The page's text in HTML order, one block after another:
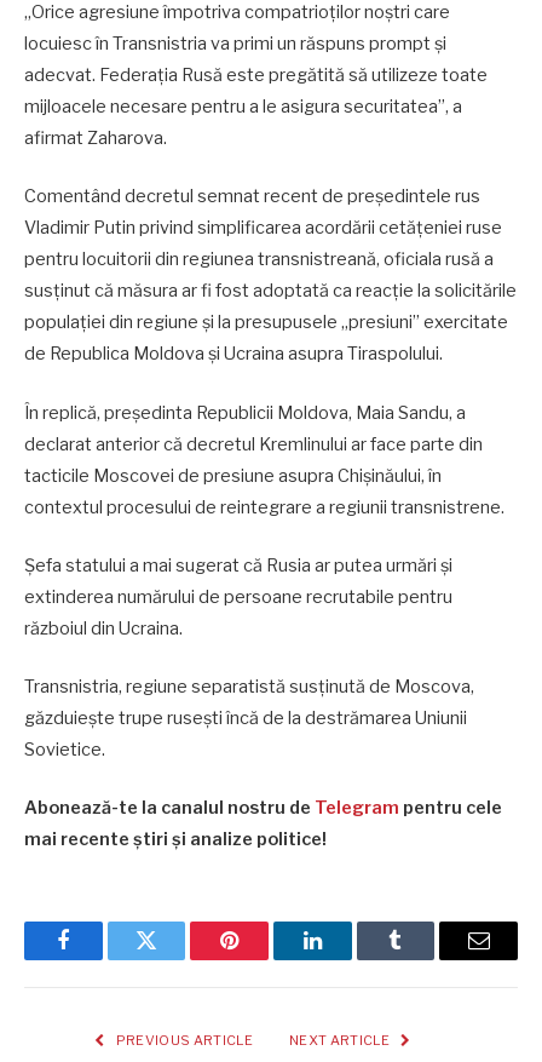
„Orice agresiune împotriva compatrioților noștri care
locuiesc în Transnistria va primi un răspuns prompt și
adecvat. Federația Rusă este pregătită să utilizeze toate
mijloacele necesare pentru a le asigura securitatea”, a
afirmat Zaharova.
Comentând decretul semnat recent de președintele rus
Vladimir Putin privind simplificarea acordării cetățeniei ruse
pentru locuitorii din regiunea transnistreană, oficiala rusă a
susținut că măsura ar fi fost adoptată ca reacție la solicitările
populației din regiune și la presupusele „presiuni” exercitate
de Republica Moldova și Ucraina asupra Tiraspolului.
În replică, președinta Republicii Moldova, Maia Sandu, a
declarat anterior că decretul Kremlinului ar face parte din
tacticile Moscovei de presiune asupra Chișinăului, în
contextul procesului de reintegrare a regiunii transnistrene.
Șefa statului a mai sugerat că Rusia ar putea urmări și
extinderea numărului de persoane recrutabile pentru
războiul din Ucraina.
Transnistria, regiune separatistă susținută de Moscova,
găzduiește trupe rusești încă de la destrămarea Uniunii
Sovietice.
Abonează-te la canalul nostru de Telegram pentru cele
mai recente știri și analize politice!
FacebookTwitter Pinterest LinkedInTumblr Email
PREVIOUS ARTICLE NEXT ARTICLE